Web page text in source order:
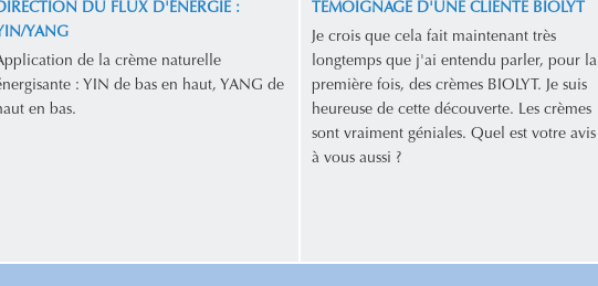
DU FLUX D'ÉNERGIE :
YANG
de la crème naturelle
: YIN de bas en haut, YANG de
en bas.
TEMOIGNAGE D'UNE CLIENTE BIOLYT
Je crois que cela fait maintenant très
longtemps que j'ai entendu parler, pour la
première fois, des crèmes BIOLYT. Je suis
heureuse de cette découverte. Les crèmes
sont vraiment géniales. Quel est votre avis
à vous aussi ?